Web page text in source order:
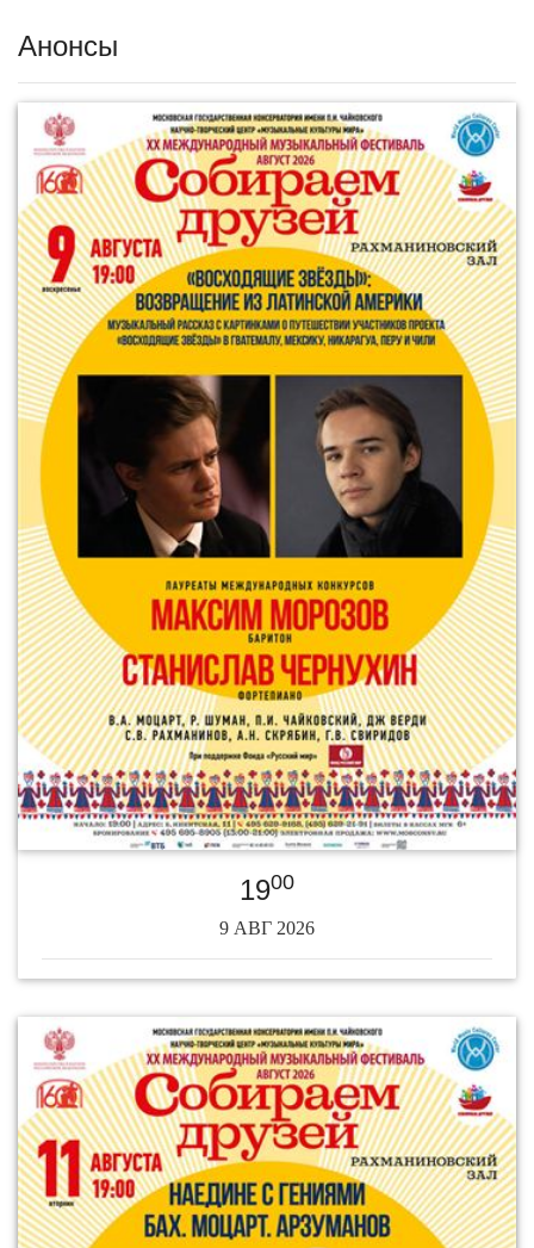
Анонсы
1900
9 АВГ 2026